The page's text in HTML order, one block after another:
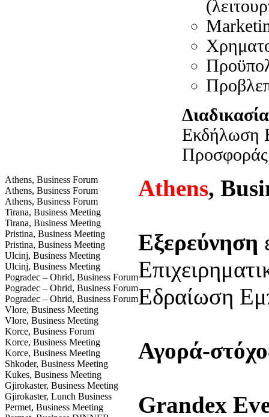
Εκδήλωση
Athens, Business Forum
Athens, Business Forum
Athens, Business Forum
Tirana, Business Meeting
Tirana, Business Meeting
Pristina, Business Meeting
Pristina, Business Meeting
Ulcinj, Business Meeting
Ulcinj, Business Meeting
Pogradec – Ohrid, Business Forum
Pogradec – Ohrid, Business Forum
Pogradec – Ohrid, Business Forum
Vlore, Business Meeting
Vlore, Business Meeting
Korce, Business Forum
Korce, Business Meeting
Korce, Business Meeting
Shkoder, Business Meeting
Kukes, Business Meeting
Gjirokaster, Business Meeting
Gjirokaster, Lunch Business
Permet, Business Meeting
Athens,
Εξερεύνηση
Εδραίωση
Αγορά-
Grandex